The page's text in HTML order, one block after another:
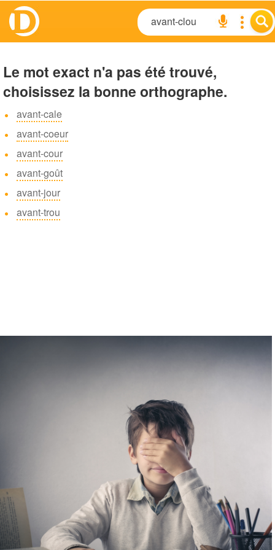
Le mot exact n'a pas été trouvé,
choisissez la bonne orthographe.
avant-cale
avant-coeur
avant-cour
avant-goût
avant-jour
avant-trou